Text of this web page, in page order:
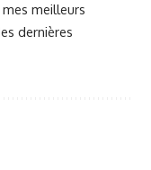
meilleurs
dernières